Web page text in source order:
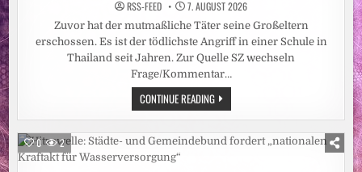
RSS-FEED 7. AUGUST 2026
Zuvor hat der mutmaßliche Täter seine Großeltern
erschossen. Es ist der tödlichste Angriff in einer Schule in
Thailand seit Jahren. Zur Quelle SZ wechseln
Frage/Kommentar…
CONTINUE READINGSCHÜSSE
NAHE
BANGKOK:
14-
JÄHRIGER
0 2